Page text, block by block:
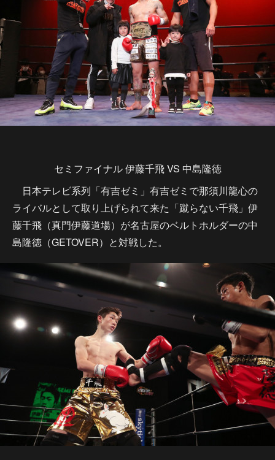
セミファイナル 伊藤千飛 VS 中島隆徳
日本テレビ系列「有吉ゼミ」有吉ゼミで那須川龍心の
ライバルとして取り上げられて来た「蹴らない千飛」伊
藤千飛（真門伊藤道場）が名古屋のベルトホルダーの中
島隆徳（GETOVER）と対戦した。